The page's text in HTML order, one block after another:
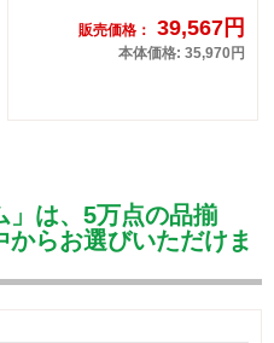
販売価格： 39,567円
本体価格: 35,970円
」は、5万点の品揃
からお選びいただけま